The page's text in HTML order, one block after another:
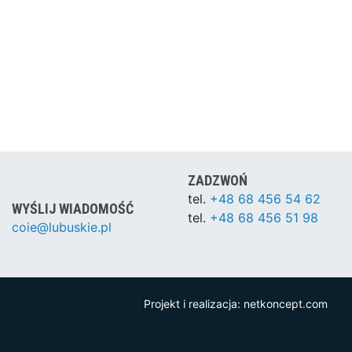
WYŚLIJ WIADOMOŚĆ
coie@lubuskie.pl
ZADZWOŃ
tel. +48 68 456 54 62
tel. +48 68 456 51 98
Projekt i realizacja: netkoncept.com